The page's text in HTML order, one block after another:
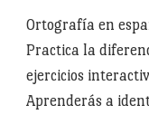
Ortografía en
Practica la
ejercicios
Aprenderás a